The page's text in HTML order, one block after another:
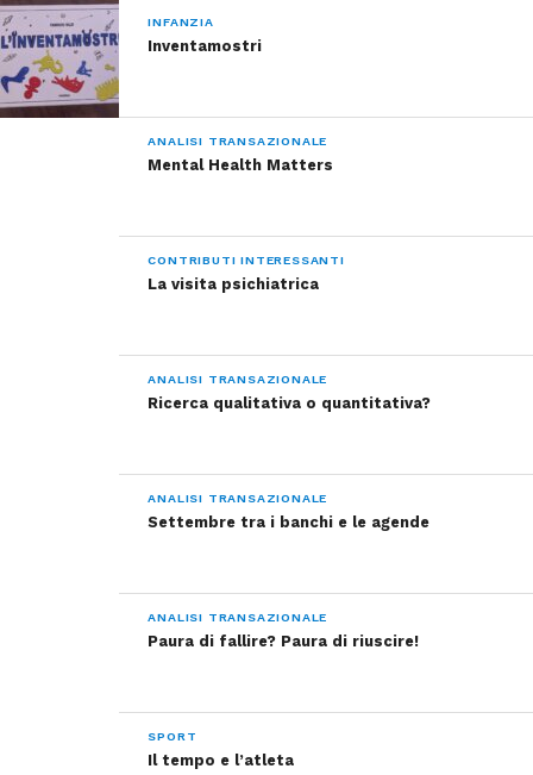
INFANZIA
Inventamostri
ANALISI TRANSAZIONALE
Mental Health Matters
CONTRIBUTI INTERESSANTI
La visita psichiatrica
ANALISI TRANSAZIONALE
Ricerca qualitativa o quantitativa?
ANALISI TRANSAZIONALE
Settembre tra i banchi e le agende
ANALISI TRANSAZIONALE
Paura di fallire? Paura di riuscire!
SPORT
Il tempo e l’atleta